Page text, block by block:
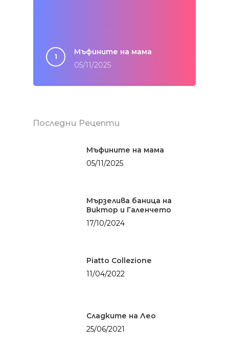
Мъфините на мама
05/11/2025
Последни Рецепти
Мъфините на мама
05/11/2025
Мързелива баница на
Виктор и Галенчето
17/10/2024
Piatto Collezione
11/04/2022
Сладките на Лео
25/06/2021